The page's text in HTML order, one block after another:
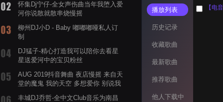
怀集Dj宁仔-全女声伤曲当年我堕入爱
河你说散就散串烧慢摇
柳州DJ小D - Baby 嘟嘟嘟哑私人订
制
DJ猛子-精心打造我可以陪你去看星
星送爱河中的宝贝粉丝
AUG 2019抖音舞曲 夜店慢摇 来自天
堂的魔鬼 我的天空 多想爱你 别说我
丰城DJ乔哲-全中文Club音乐为南昌
播放列表
历史记录
收藏歌曲
最新歌曲
推荐歌曲
他人下载中